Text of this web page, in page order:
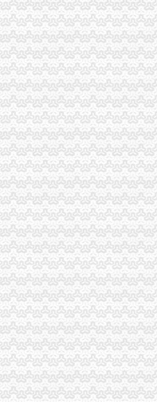
销分公司场监管
业执照注销整中介机构做到＂四个
例较大数额罚款听证会
鸿举市长批示精 切实抓好生猪市场
执法行为事前事中事后全面加监管
察办案质量优质案件率为100%
三抓化办公室工作
公司夯实信用信息工作基础
灾工作被《中国消费者报》等国家
举服务订单农业
分公司营业执照注销提供方便
万州新田镇捐赠5万元救灾款
信用信息化岗位大练抽考和竞赛正
工商所五项措施推进工商所12315
开展2007红盾护农行动
施
一次告知措施提高年检效率
培训力度着力提高队伍素质
、两项突破工作”代办注销分公司
公司大力实施消费安全放心工程
副巡视员到渝北局检查指导工作
注销分公司工商工作会议精
政管理工作会议隆重召开